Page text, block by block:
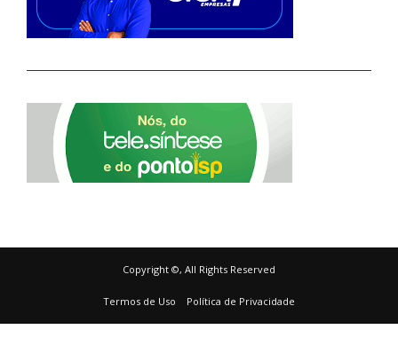
Copyright ©, All Rights Reserved
Termos de Uso Política de Privacidade